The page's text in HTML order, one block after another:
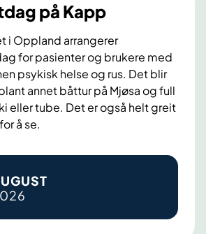
på Kapp
i Oppland arrangerer
for pasienter og brukere med
psykisk helse og rus. Det blir
annet båttur på Mjøsa og full
eller tube. Det er også helt greit
å se.